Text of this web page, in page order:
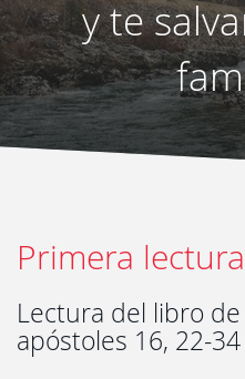
y te
Primera lectura
Lectura del libro
apóstoles 16, 22-34